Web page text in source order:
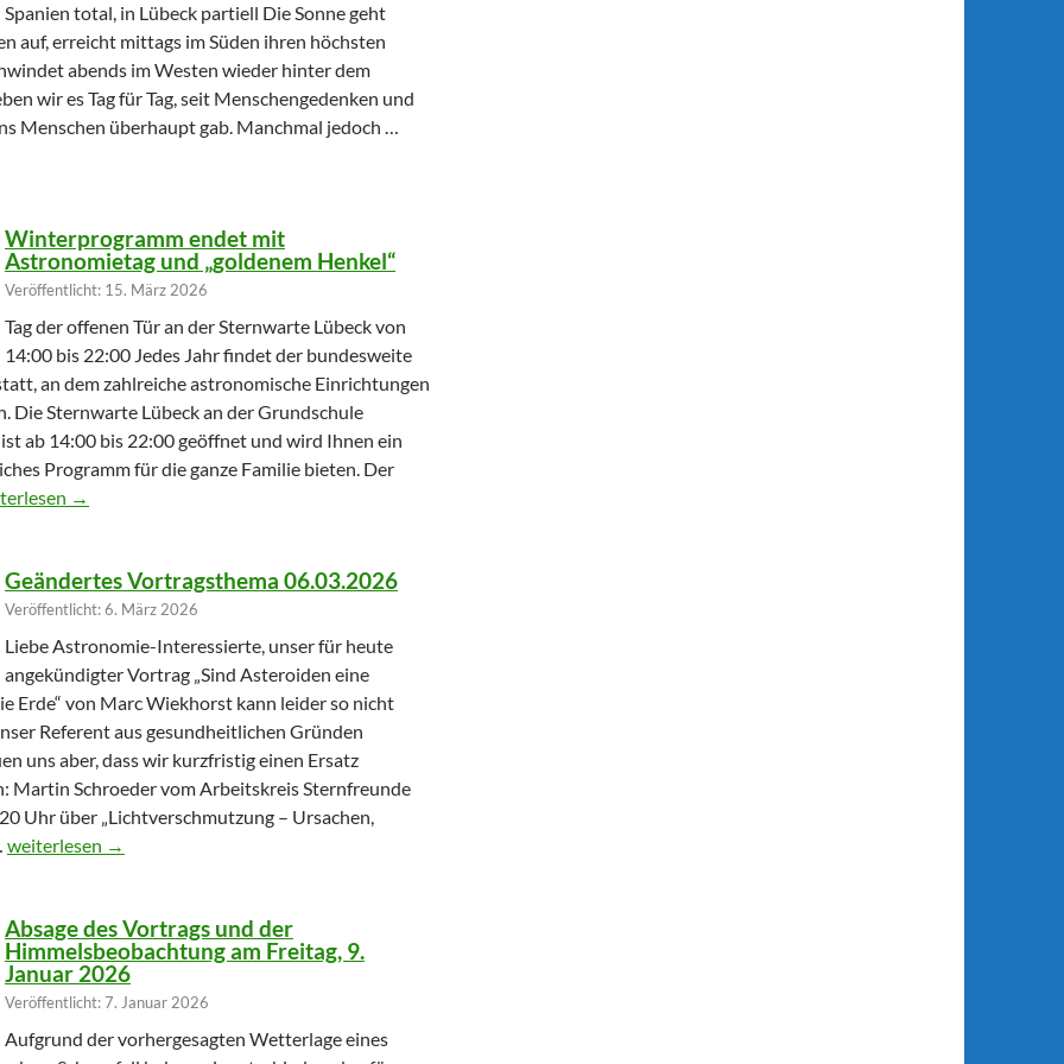
Spanien total, in Lübeck partiell Die Sonne geht
auf, erreicht mittags im Süden ihren höchsten
abends im Westen wieder hinter dem
wir es Tag für Tag, seit Menschengedenken und
Menschen überhaupt gab. Manchmal jedoch …
Licht verliert
Winterprogramm endet mit
Astronomietag und „goldenem Henkel“
Veröffentlicht: 15. März 2026
Tag der offenen Tür an der Sternwarte Lübeck von
14:00 bis 22:00 Jedes Jahr findet der bundesweite
an dem zahlreiche astronomische Einrichtungen
Die Sternwarte Lübeck an der Grundschule
ab 14:00 bis 22:00 geöffnet und wird Ihnen ein
Programm für die ganze Familie bieten. Der
endet mit Astronomietag und „goldenem Henkel“
→
Geändertes Vortragsthema 06.03.2026
Veröffentlicht: 6. März 2026
Liebe Astronomie-Interessierte, unser für heute
angekündigter Vortrag „Sind Asteroiden eine
Erde“ von Marc Wiekhorst kann leider so nicht
Referent aus gesundheitlichen Gründen
uns aber, dass wir kurzfristig einen Ersatz
Martin Schroeder vom Arbeitskreis Sternfreunde
Uhr über „Lichtverschmutzung – Ursachen,
Geändertes Vortragsthema 06.03.2026
weiterlesen →
Absage des Vortrags und der
Himmelsbeobachtung am Freitag, 9.
Januar 2026
Veröffentlicht: 7. Januar 2026
Aufgrund der vorhergesagten Wetterlage eines